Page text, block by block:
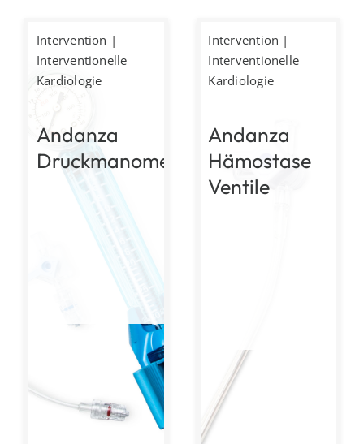
Intervention |
Interventionelle
Kardiologie
Andanza
Druckmanometer
Intervention |
Interventionelle
Kardiologie
Andanza
Hämostase
Ventile